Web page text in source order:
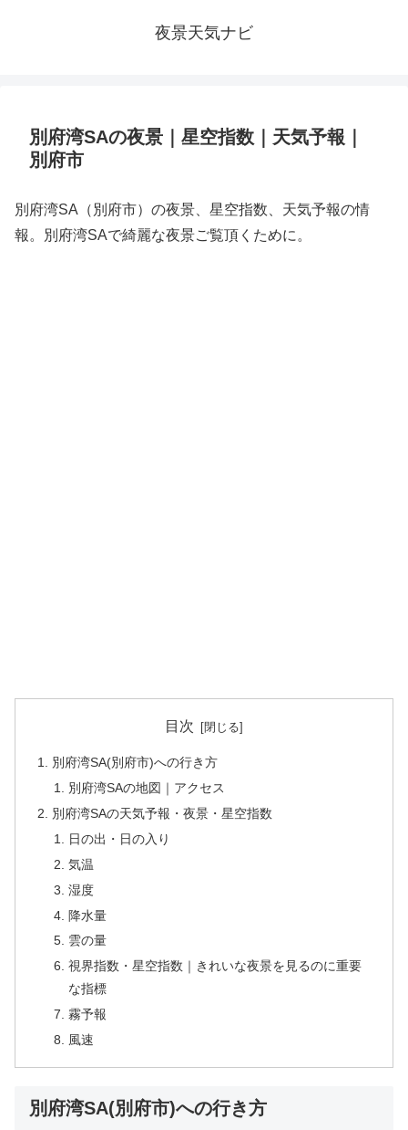
夜景天気ナビ
別府湾SAの夜景｜星空指数｜天気予報｜
別府市
別府湾SA（別府市）の夜景、星空指数、天気予報の情
報。別府湾SAで綺麗な夜景ご覧頂くために。
目次
別府湾SA(別府市)への行き方
別府湾SAの地図｜アクセス
別府湾SAの天気予報・夜景・星空指数
日の出・日の入り
気温
湿度
降水量
雲の量
視界指数・星空指数｜きれいな夜景を見るのに重要
な指標
霧予報
風速
別府湾SA(別府市)への行き方